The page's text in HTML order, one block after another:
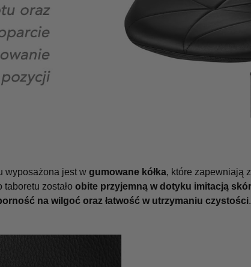
wyposażona jest wgumowane kółka, które zapewniają
zostało obite przyjemną w dotyku imitacją
na wilgoć oraz łatwość w utrzymaniu czystości